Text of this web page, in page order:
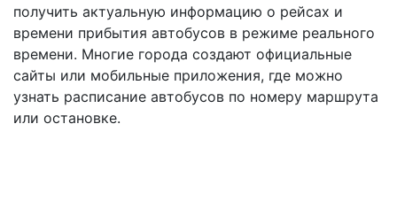
получить актуальную информацию о рейсах и
времени прибытия автобусов в режиме реального
времени. Многие города создают официальные
сайты или мобильные приложения, где можно
узнать расписание автобусов по номеру маршрута
или остановке.